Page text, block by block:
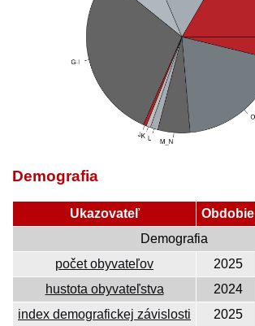
Demografia
Ukazovateľ Obdobie
Demografia
počet obyvateľov
2025
hustota obyvateľstva
2024
index demografickej závislosti
2025